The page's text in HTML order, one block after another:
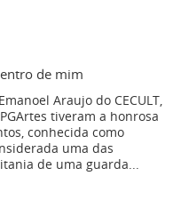
de mim
Araujo do CECULT,
tiveram a honrosa
conhecida como
uma das
de uma guarda...